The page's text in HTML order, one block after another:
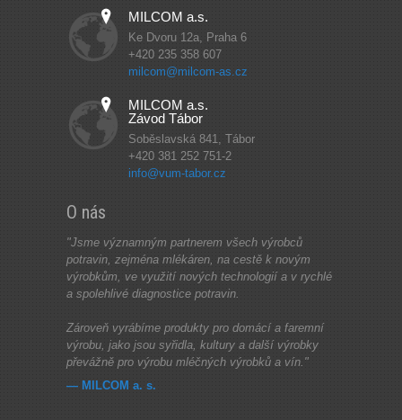
MILCOM a.s.
Ke Dvoru 12a, Praha 6
+420 235 358 607
milcom@milcom-as.cz
MILCOM a.s.
Závod Tábor
Soběslavská 841, Tábor
+420 381 252 751-2
info@vum-tabor.cz
O nás
"Jsme významným partnerem všech výrobců
potravin, zejména mlékáren, na cestě k novým
výrobkům, ve využití nových technologií a v rychlé
a spolehlivé diagnostice potravin.
Zároveň vyrábíme produkty pro domácí a faremní
výrobu, jako jsou syřidla, kultury a další výrobky
převážně pro výrobu mléčných výrobků a vín."
— MILCOM a. s.